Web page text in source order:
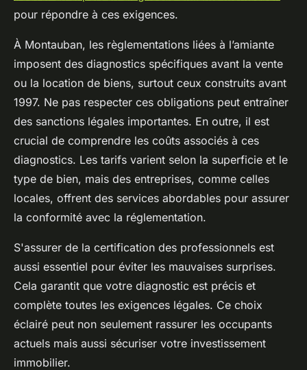
pour répondre à ces exigences.
À Montauban, les règlementations liées à l’amiante
imposent des diagnostics spécifiques avant la vente
ou la location de biens, surtout ceux construits avant
1997. Ne pas respecter ces obligations peut entraîner
des sanctions légales importantes. En outre, il est
crucial de comprendre les coûts associés à ces
diagnostics. Les tarifs varient selon la superficie et le
type de bien, mais des entreprises, comme celles
locales, offrent des services abordables pour assurer
la conformité avec la réglementation.
S'assurer de la certification des professionnels est
aussi essentiel pour éviter les mauvaises surprises.
Cela garantit que votre diagnostic est précis et
complète toutes les exigences légales. Ce choix
éclairé peut non seulement rassurer les occupants
actuels mais aussi sécuriser votre investissement
immobilier.